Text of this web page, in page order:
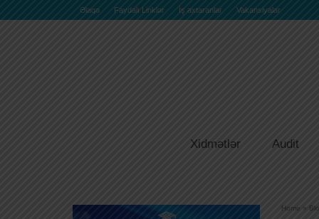
Əlaqə Faydalı Linklər İş axtaranlar Vakansiyalar
Xidmətlər Audit
Home »